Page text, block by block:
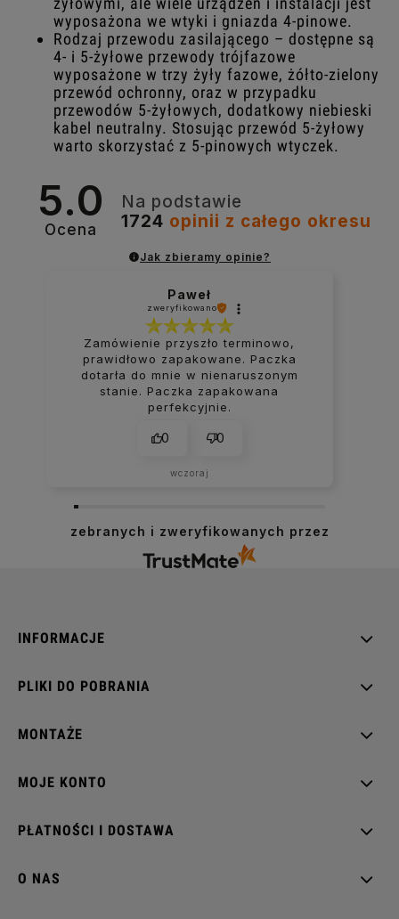
wyposażona we wtyki i gniazda 4-pinowe.
Rodzaj przewodu zasilającego – dostępne są
4- i 5-żyłowe przewody trójfazowe
wyposażone w trzy żyły fazowe, żółto-zielony
przewód ochronny, oraz w przypadku
przewodów 5-żyłowych, dodatkowy niebieski
kabel neutralny. Stosując przewód 5-żyłowy
warto skorzystać z 5-pinowych wtyczek.
5.0
Ocena
Na podstawie
1724 opinii z całego okresu
Jak zbieramy opinie?
Paweł
zweryfikowano
Zamówienie przyszło terminowo,
prawidłowo zapakowane. Paczka
dotarła do mnie w nienaruszonym
stanie. Paczka zapakowana
perfekcyjnie.
0 0
wczoraj
zebranych i zweryfikowanych przez
INFORMACJE
PLIKI DO POBRANIA
MONTAŻE
MOJE KONTO
PŁATNOŚCI I DOSTAWA
O NAS